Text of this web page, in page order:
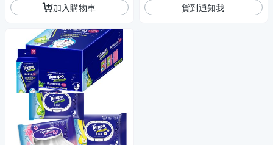
加入購物車 貨到通知我